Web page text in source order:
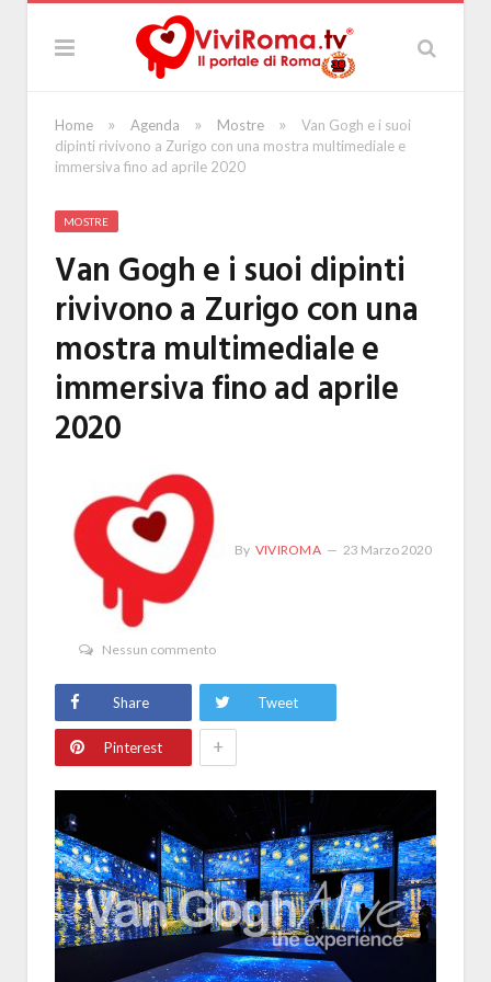
Home » Agenda » Mostre »
Van Gogh e i suoi
dipinti rivivono a Zurigo con una mostra multimediale e
immersiva fino ad aprile 2020
MOSTRE
Van Gogh e i suoi dipinti
rivivono a Zurigo con una
mostra multimediale e
immersiva fino ad aprile
2020
By VIVIROMA 23 Marzo 2020
Nessun commento
Share Tweet
Pinterest +